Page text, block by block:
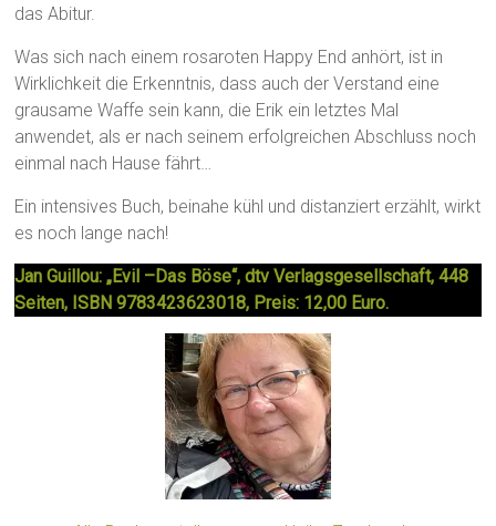
das Abitur.
Was sich nach einem rosaroten Happy End anhört, ist in
Wirklichkeit die Erkenntnis, dass auch der Verstand eine
grausame Waffe sein kann, die Erik ein letztes Mal
anwendet, als er nach seinem erfolgreichen Abschluss noch
einmal nach Hause fährt…
Ein intensives Buch, beinahe kühl und distanziert erzählt, wirkt
es noch lange nach!
Jan Guillou: „Evil –Das Böse“, dtv Verlagsgesellschaft, 448
Seiten, ISBN 9783423623018, Preis: 12,00 Euro.